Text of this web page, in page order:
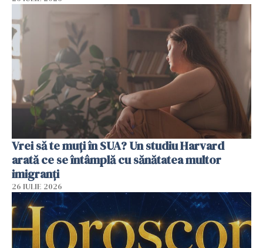
Vrei să te muți în SUA? Un studiu Harvard
arată ce se întâmplă cu sănătatea multor
imigranți
26 IULIE 2026